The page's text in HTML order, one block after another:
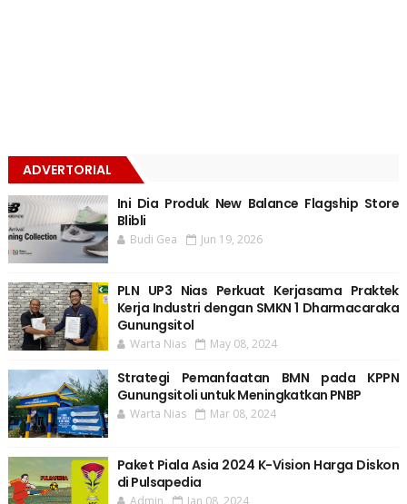
ADVERTORIAL
Ini Dia Produk New Balance Flagship Store
Blibli
Budi Gea Jun 19, 2026
PLN UP3 Nias Perkuat Kerjasama Praktek
Kerja Industri dengan SMKN 1 Dharmacaraka
Gunungsitol
Warta Nias May 08, 2024
Strategi Pemanfaatan BMN pada KPPN
Gunungsitoli untuk Meningkatkan PNBP
Warta Nias Mar 08, 2024
Paket Piala Asia 2024 K-Vision Harga Diskon
di Pulsapedia